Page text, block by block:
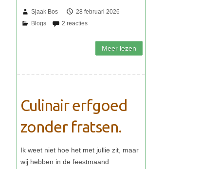
Sjaak Bos 28 februari 2026
Culinair erfgoed
zonder fratsen.